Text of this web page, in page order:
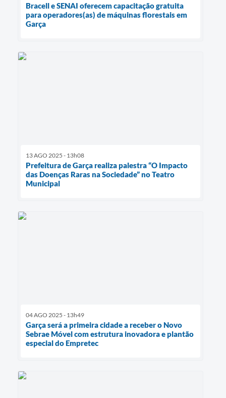
Bracell e SENAI oferecem capacitação gratuita
para operadores(as) de máquinas florestais em
Garça
13 AGO 2025 - 13h08
Prefeitura de Garça realiza palestra “O Impacto
das Doenças Raras na Sociedade” no Teatro
Municipal
04 AGO 2025 - 13h49
Garça será a primeira cidade a receber o Novo
Sebrae Móvel com estrutura inovadora e plantão
especial do Empretec